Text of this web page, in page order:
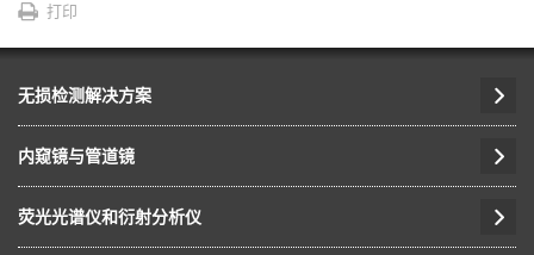
打印
无损检测解决方案
内窥镜与管道镜
荧光光谱仪和衍射分析仪